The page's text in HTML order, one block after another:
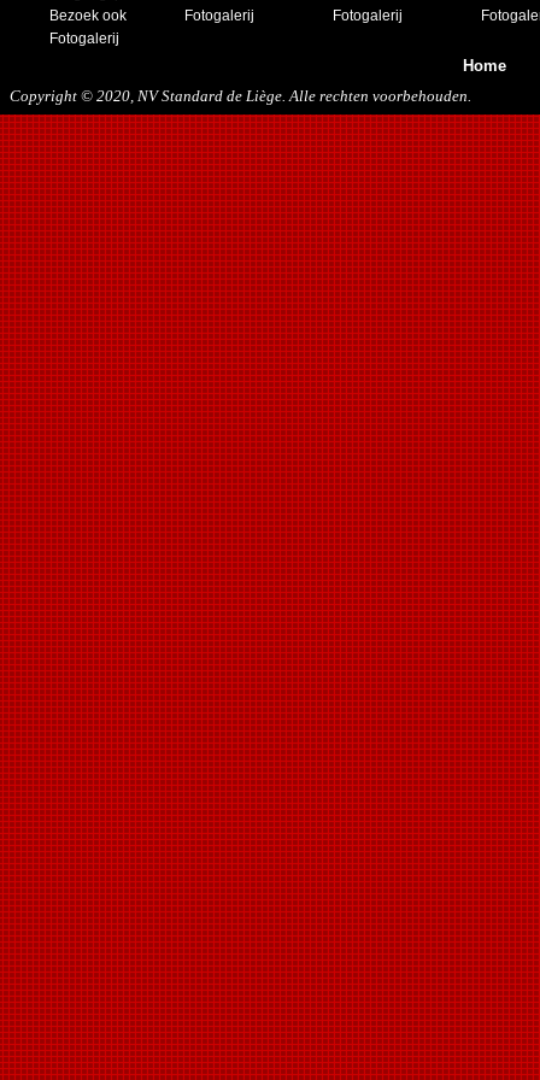
23/11/2019
Bezoek ook
Fotogalerij
Fotogalerij
Fotogalerij
Home
Copyright © 2020, NV Standard de Liège. Alle rechten voorbehouden.